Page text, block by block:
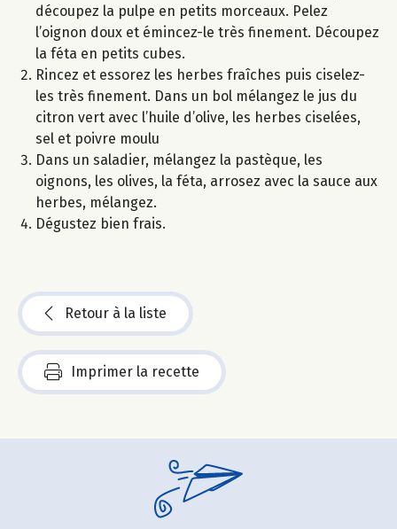
découpez la pulpe en petits morceaux. Pelez
l’oignon doux et émincez-le très finement. Découpez
la féta en petits cubes.
Rincez et essorez les herbes fraîches puis ciselez-
les très finement. Dans un bol mélangez le jus du
citron vert avec l’huile d’olive, les herbes ciselées,
sel et poivre moulu
Dans un saladier, mélangez la pastèque, les
oignons, les olives, la féta, arrosez avec la sauce aux
herbes, mélangez.
Dégustez bien frais.
Retour à la liste
Imprimer la recette